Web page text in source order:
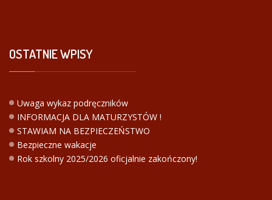
OSTATNIEWPISY
Uwaga wykaz podręczników
INFORMACJA DLA MATURZYSTÓW !
STAWIAM NA BEZPIECZEŃSTWO
Bezpieczne wakacje
Rok szkolny 2025/2026 oficjalnie zakończony!